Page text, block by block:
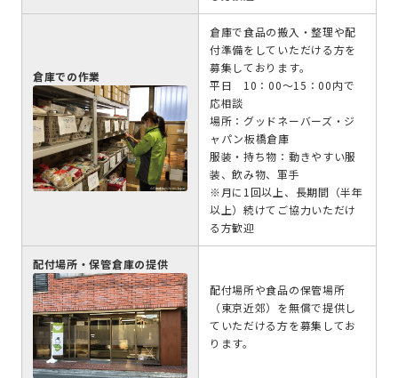
倉庫での作業
倉庫で食品の搬入・整理や配
付準備をしていただける方を
募集しております。
平日 10：00～15：00内で
応相談
場所：グッドネーバーズ・ジ
ャパン板橋倉庫
服装・持ち物：動きやすい服
装、飲み物、軍手
※月に1回以上、長期間（半年
以上）続けてご協力いただけ
る方歓迎
配付場所・保管倉庫の提供
配付場所や食品の保管場所
（東京近郊）を無償で提供し
ていただける方を募集してお
ります。